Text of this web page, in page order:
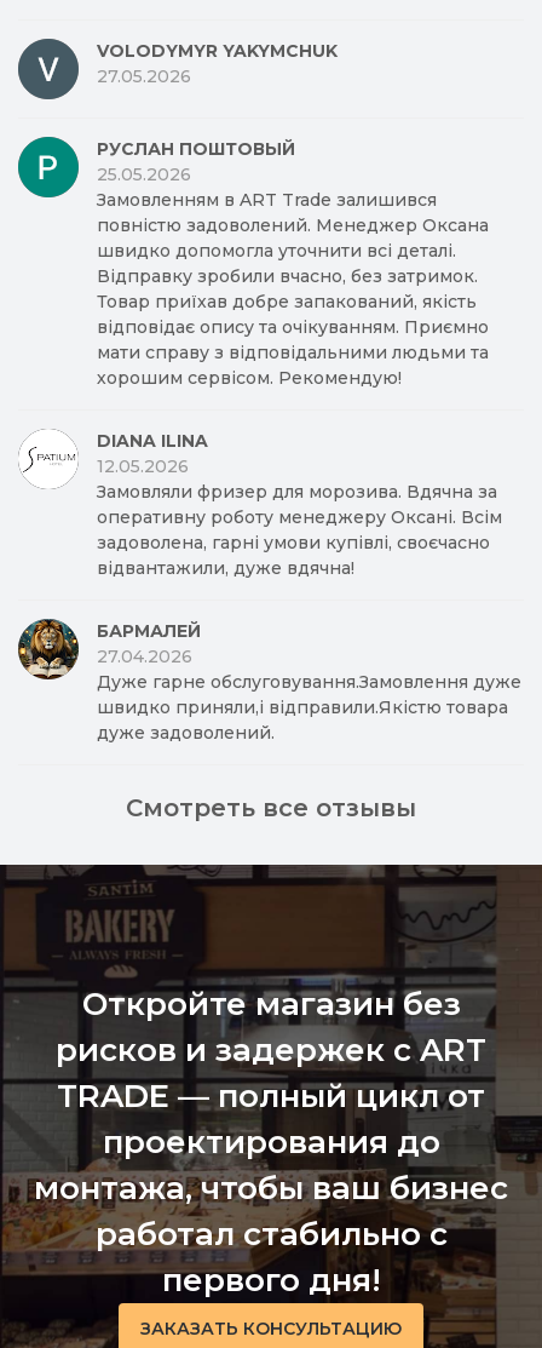
VOLODYMYR YAKYMCHUK
27.05.2026
РУСЛАН ПОШТОВЫЙ
25.05.2026
Замовленням в ART Trade залишився
повністю задоволений. Менеджер Оксана
швидко допомогла уточнити всі деталі.
Відправку зробили вчасно, без затримок.
Товар приїхав добре запакований, якість
відповідає опису та очікуванням. Приємно
мати справу з відповідальними людьми та
хорошим сервісом. Рекомендую!
DIANA ILINA
12.05.2026
Замовляли фризер для морозива. Вдячна за
оперативну роботу менеджеру Оксані. Всім
задоволена, гарні умови купівлі, своєчасно
відвантажили, дуже вдячна!
БАРМАЛЕЙ
27.04.2026
Дуже гарне обслуговування.Замовлення дуже
швидко приняли,і відправили.Якістю товара
дуже задоволений.
Смотреть все отзывы
Откройте магазин без
рисков и задержек с ART
TRADE — полный цикл от
проектирования до
монтажа, чтобы ваш бизнес
работал стабильно с
первого дня!
ЗАКАЗАТЬ КОНСУЛЬТАЦИЮ